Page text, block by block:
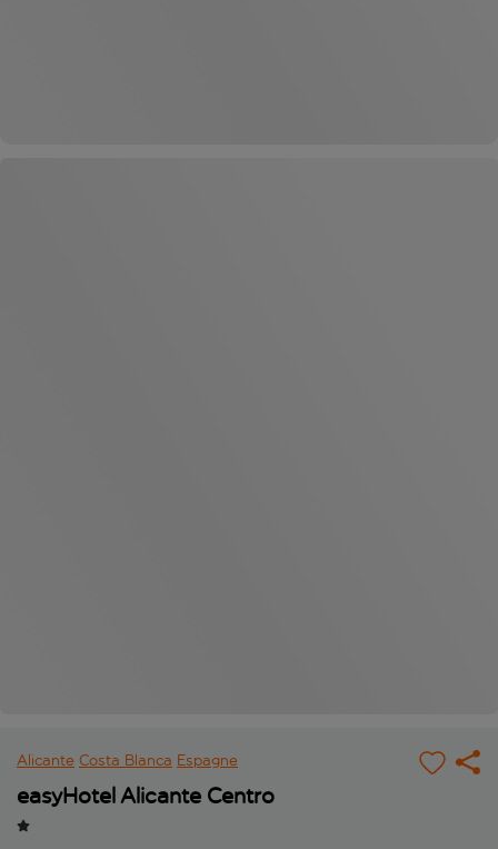
Alicante Costa Blanca Espagne
easyHotel Alicante Centro